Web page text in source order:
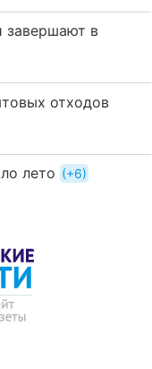
завершают в
отходов
лето +6